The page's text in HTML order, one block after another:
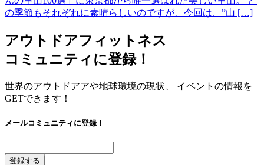
の季節もそれぞれに素晴らしいのですが、今回は、”山 […]
アウトドアフィットネス
コミュニティに登録！
世界のアウトドアアや地球環境の現状、 イベントの情報を
GETできます！
メールコミュニティに登録！